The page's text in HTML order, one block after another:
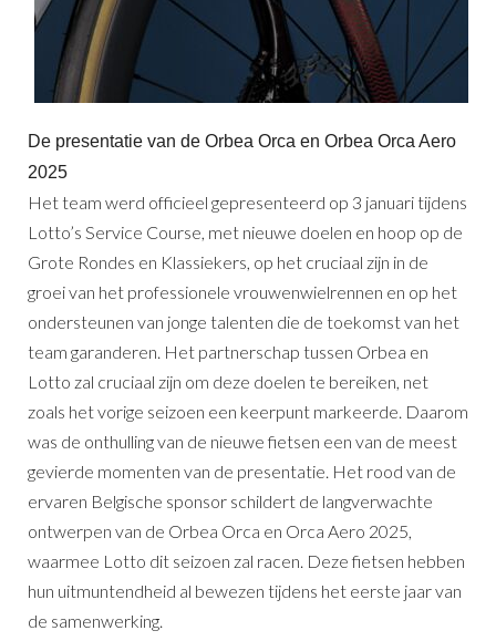
De presentatie van de Orbea Orca en Orbea Orca Aero
2025
Het team werd officieel gepresenteerd op 3 januari tijdens
Lotto’s Service Course, met nieuwe doelen en hoop op de
Grote Rondes en Klassiekers, op het cruciaal zijn in de
groei van het professionele vrouwenwielrennen en op het
ondersteunen van jonge talenten die de toekomst van het
team garanderen. Het partnerschap tussen Orbea en
Lotto zal cruciaal zijn om deze doelen te bereiken, net
zoals het vorige seizoen een keerpunt markeerde. Daarom
was de onthulling van de nieuwe fietsen een van de meest
gevierde momenten van de presentatie. Het rood van de
ervaren Belgische sponsor schildert de langverwachte
ontwerpen van de Orbea Orca en Orca Aero 2025,
waarmee Lotto dit seizoen zal racen. Deze fietsen hebben
hun uitmuntendheid al bewezen tijdens het eerste jaar van
de samenwerking.